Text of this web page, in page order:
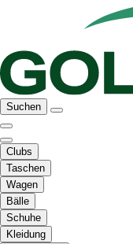
Suchen
Clubs
Taschen
Wagen
Bälle
Schuhe
Kleidung